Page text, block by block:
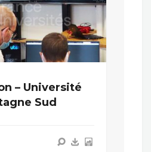
– Université
Sud